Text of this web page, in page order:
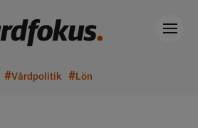
#Vårdpolitik #Lön